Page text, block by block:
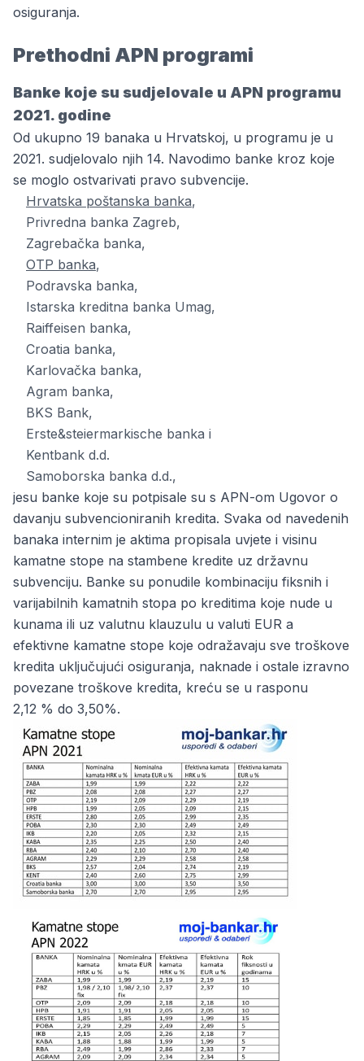
osiguranja.
Prethodni APN programi
Banke koje su sudjelovale u APN programu
2021. godine
Od ukupno 19 banaka u Hrvatskoj, u programu je u
2021. sudjelovalo njih 14. Navodimo banke kroz koje
se moglo ostvarivati pravo subvencije.
Hrvatska poštanska banka,
Privredna banka Zagreb,
Zagrebačka banka,
OTP banka,
Podravska banka,
Istarska kreditna banka Umag,
Raiffeisen banka,
Croatia banka,
Karlovačka banka,
Agram banka,
BKS Bank,
Erste&steiermarkische banka i
Kentbank d.d.
Samoborska banka d.d.,
jesu banke koje su potpisale su s APN-om Ugovor o
davanju subvencioniranih kredita. Svaka od navedenih
banaka internim je aktima propisala uvjete i visinu
kamatne stope na stambene kredite uz državnu
subvenciju. Banke su ponudile kombinaciju fiksnih i
varijabilnih kamatnih stopa po kreditima koje nude u
kunama ili uz valutnu klauzulu u valuti EUR a
efektivne kamatne stope koje odražavaju sve troškove
kredita uključujući osiguranja, naknade i ostale izravno
povezane troškove kredita, kreću se u rasponu
2,12 % do 3,50%.